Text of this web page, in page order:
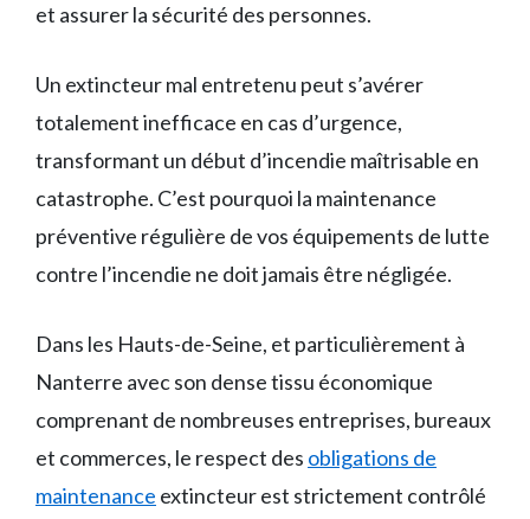
et assurer la sécurité des personnes.
Un extincteur mal entretenu peut s’avérer
totalement inefficace en cas d’urgence,
transformant un début d’incendie maîtrisable en
catastrophe. C’est pourquoi la maintenance
préventive régulière de vos équipements de lutte
contre l’incendie ne doit jamais être négligée.
Dans les Hauts-de-Seine, et particulièrement à
Nanterre avec son dense tissu économique
comprenant de nombreuses entreprises, bureaux
et commerces, le respect des obligations de
maintenance extincteur est strictement contrôlé